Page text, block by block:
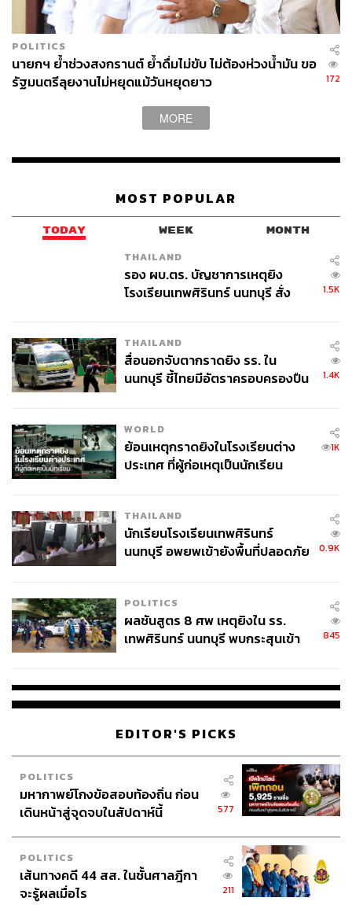
POLITICS
นายกฯ ย้ำช่วงสงกรานต์ ย้ำดื่มไม่ขับ ไม่ต้องห่วงน้ำมัน ขอ
รัฐมนตรีลุยงานไม่หยุดแม้วันหยุดยาว
172
MORE
MOST POPULAR
TODAY WEEK MONTH
THAILAND
รอง ผบ.ตร. บัญชาการเหตุยิง
โรงเรียนเทพศิรินทร์ นนทบุรี สั่ง
1.5K
THAILAND
สื่อนอกจับตากราดยิง รร. ใน
นนทบุรี ชี้ไทยมีอัตราครอบครองปืน
1.4K
WORLD
ย้อนเหตุกราดยิงในโรงเรียนต่าง
ประเทศ ที่ผู้ก่อเหตุเป็นนักเรียน
1K
THAILAND
นักเรียนโรงเรียนเทพศิรินทร์
นนทบุรี อพยพเข้ายังพื้นที่ปลอดภัย
0.9K
POLITICS
ผลชันสูตร 8 ศพ เหตุยิงใน รร.
เทพศิรินทร์ นนทบุรี พบกระสุนเข้า
845
EDITOR'S PICKS
POLITICS
มหากาพย์โกงข้อสอบท้องถิ่น ก่อน
เดินหน้าสู่จุดจบในสัปดาห์นี้
577
POLITICS
เส้นทางคดี 44 สส. ในชั้นศาลฎีกา
จะรู้ผลเมื่อไร
211